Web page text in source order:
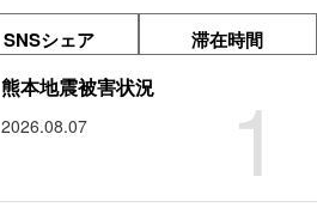
SNSシェア 滞在時間
1
熊本地震被害状況
2026.08.07